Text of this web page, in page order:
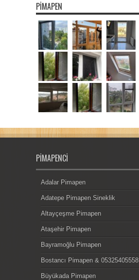
PIMAPEN
PIMAPENCI
Adalar Pimapen
Adatepe Pimapen Sineklik
Altayçeşme Pimapen
Ataşehir Pimapen
Bayramoğlu Pimapen
Bostancı Pimapen & 05325405558
Büyükada Pimapen